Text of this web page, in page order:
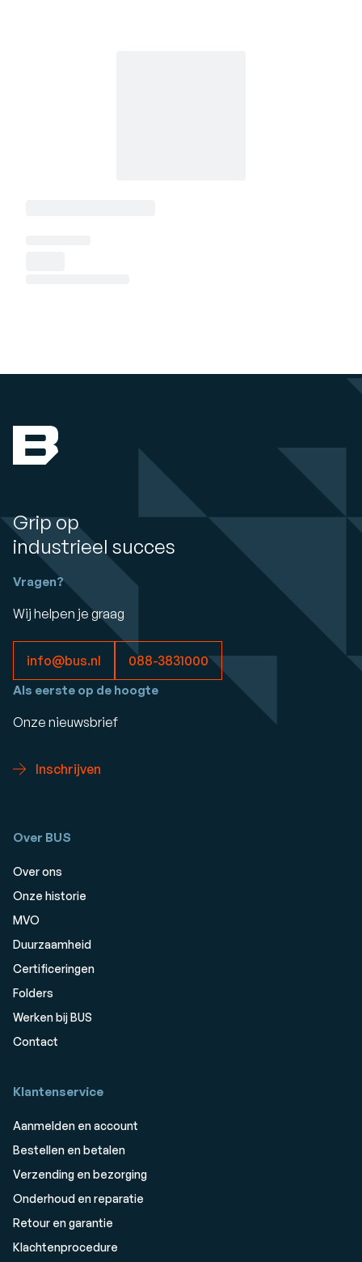
Grip op
industrieel succes
Vragen?
Wij helpen je graag
info@bus.nl 088-3831000
Als eerste op de hoogte
Onze nieuwsbrief
Inschrijven
Over BUS
Over ons
Onze historie
MVO
Duurzaamheid
Certificeringen
Folders
Werken bij BUS
Contact
Klantenservice
Aanmelden en account
Bestellen en betalen
Verzending en bezorging
Onderhoud en reparatie
Retour en garantie
Klachtenprocedure